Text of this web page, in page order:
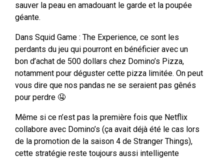
sauver la peau en amadouant le garde et la poupée
géante.
Dans Squid Game : The Experience, ce sont les
perdants du jeu qui pourront en bénéficier avec un
bon d’achat de 500 dollars chez Domino’s Pizza,
notamment pour déguster cette pizza limitée. On peut
vous dire que nos pandas ne se seraient pas gênés
pour perdre 🤤
Même si ce n’est pas la première fois que Netflix
collabore avec Domino’s (ça avait déjà été le cas lors
de la promotion de la saison 4 de Stranger Things),
cette stratégie reste toujours aussi intelligente